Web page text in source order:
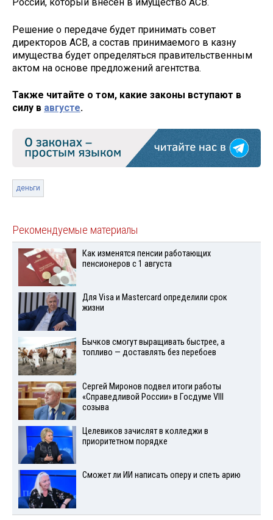
Решение о передаче будет принимать совет
директоров АСВ, а состав принимаемого в казну
имущества будет определяться правительственным
актом на основе предложений агентства.
Также читайте о том, какие законы вступают в
силу в августе.
деньги
Рекомендуемые материалы
Как изменятся пенсии работающих
пенсионеров с 1 августа
Для Visа и Mastercard определили срок
жизни
Бычков смогут выращивать быстрее, а
топливо — доставлять без перебоев
Сергей Миронов подвел итоги работы
«Справедливой России» в Госдуме VIII
созыва
Целевиков зачислят в колледжи в
приоритетном порядке
Сможет ли ИИ написать оперу и спеть арию